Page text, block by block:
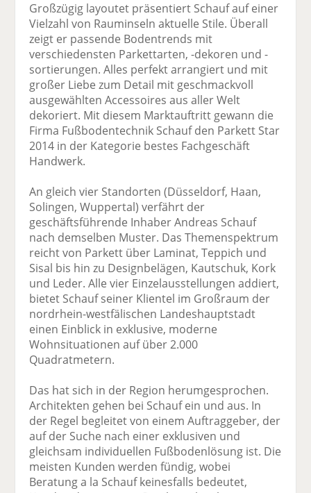
Großzügig layoutet präsentiert Schauf auf einer
Vielzahl von Rauminseln aktuelle Stile. Überall
zeigt er passende Bodentrends mit
verschiedensten Parkettarten, -dekoren und -
sortierungen. Alles perfekt arrangiert und mit
großer Liebe zum Detail mit geschmackvoll
ausgewählten Accessoires aus aller Welt
dekoriert. Mit diesem Marktauftritt gewann die
Firma Fußbodentechnik Schauf den Parkett Star
2014 in der Kategorie bestes Fachgeschäft
Handwerk.
An gleich vier Standorten (Düsseldorf, Haan,
Solingen, Wuppertal) verfährt der
geschäftsführende Inhaber Andreas Schauf
nach demselben Muster. Das Themenspektrum
reicht von Parkett über Laminat, Teppich und
Sisal bis hin zu Designbelägen, Kautschuk, Kork
und Leder. Alle vier Einzelausstellungen addiert,
bietet Schauf seiner Klientel im Großraum der
nordrhein-westfälischen Landeshauptstadt
einen Einblick in exklusive, moderne
Wohnsituationen auf über 2.000
Quadratmetern.
Das hat sich in der Region herumgesprochen.
Architekten gehen bei Schauf ein und aus. In
der Regel begleitet von einem Auftraggeber, der
auf der Suche nach einer exklusiven und
gleichsam individuellen Fußbodenlösung ist. Die
meisten Kunden werden fündig, wobei
Beratung a la Schauf keinesfalls bedeutet,